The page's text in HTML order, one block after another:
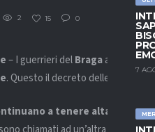
7
2 15 0
– I guerrieri delBraga
. Questo il decreto delle urne della
a tenere alta la